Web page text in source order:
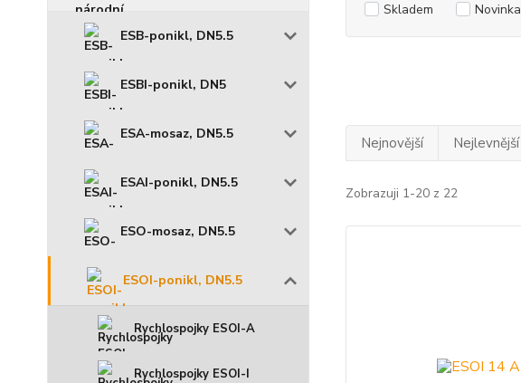
ESB-ponikl, DN5.5
ESBI-ponikl, DN5
ESA-mosaz, DN5.5
ESAI-ponikl, DN5.5
ESO-mosaz, DN5.5
ESOI-ponikl, DN5.5
Rychlospojky ESOI-A
Rychlospojky ESOI-I
Skladem Novinka
Nejnovější Nejlevnější
Zobrazuji 1-20 z 22